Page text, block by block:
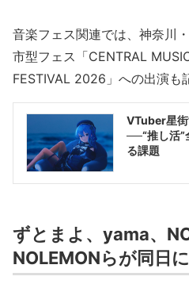
音楽フェス関連では、神奈川
市型フェス「CENTRAL
FESTIVAL 2026」への出演も
VTuber星
──“推し活”
る課題
ずとまよ、yama、
NOLEMONらが同日